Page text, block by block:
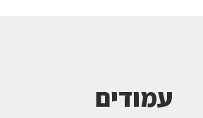
עמודים